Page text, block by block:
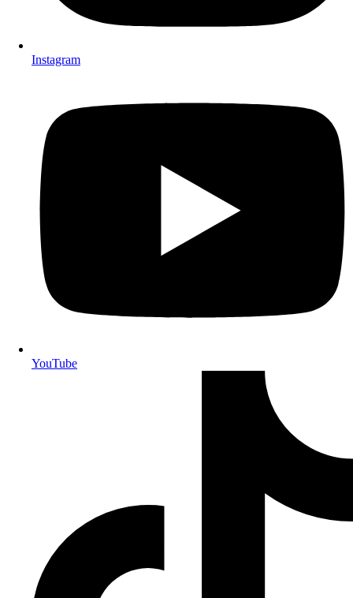
Instagram
YouTube